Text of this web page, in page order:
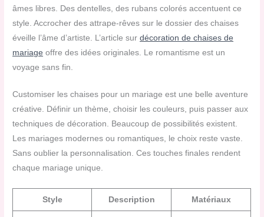
âmes libres. Des dentelles, des rubans colorés accentuent ce
style. Accrocher des attrape-rêves sur le dossier des chaises
éveille l’âme d’artiste. L’article surdécoration de chaises de
mariage offre des idées originales. Le romantisme est un
voyage sans fin.
Customiser les chaises pour un mariage est une belle aventure
créative. Définir un thème, choisir les couleurs, puis passer aux
techniques de décoration. Beaucoup de possibilités existent.
Les mariages modernes ou romantiques, le choix reste vaste.
Sans oublier la personnalisation. Ces touches finales rendent
chaque mariage unique.
Style Description Matériaux